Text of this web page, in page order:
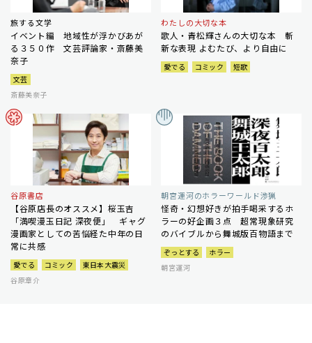
旅する文学
イベント編 地域性が浮かびあが
る３５０作 文芸評論家・斎藤美
奈子
文芸
斎藤美奈子
わたしの大切な本
歌人・青松輝さんの大切な本 斬
新な表現 よむたび、より自由に
愛でる コミック 短歌
谷原書店
【谷原店長のオススメ】桜玉吉
「満喫漫玉日記 深夜便」 ギャグ
漫画家としての苦悩経た中年の日
常に共感
愛でる コミック
東日本大震災
谷原章介
朝宮運河のホラーワールド渉猟
怪奇・幻想好きが拍手喝采するホ
ラーの好企画３点 超常現象研究
のバイブルから舞城版百物語まで
ぞっとする
ホラー
朝宮運河